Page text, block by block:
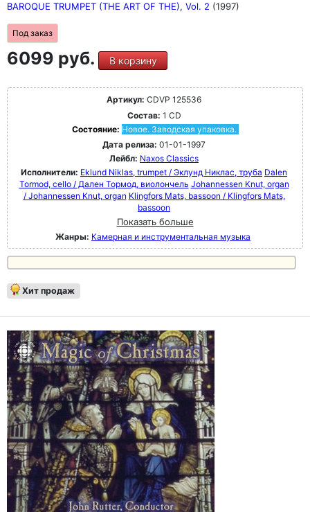
BAROQUE TRUMPET (THE ART OF THE), Vol. 2 (1997)
Под заказ
6099 руб. В корзину
Артикул: CDVP 125536
Состав: 1 CD
Состояние: Новое. Заводская упаковка.
Дата релиза: 01-01-1997
Лейбл: Naxos Classics
Исполнители: Eklund Niklas, trumpet / Эклунд Никлас, труба Dalen
Tormod, cello / Дален Тормод, виолончель Johannessen Knut, organ
/ Johannessen Knut, organ Klingfors Mats, bassoon / Klingfors Mats,
bassoon
Показать больше
Жанры: Камерная и инструментальная музыка
Хит продаж